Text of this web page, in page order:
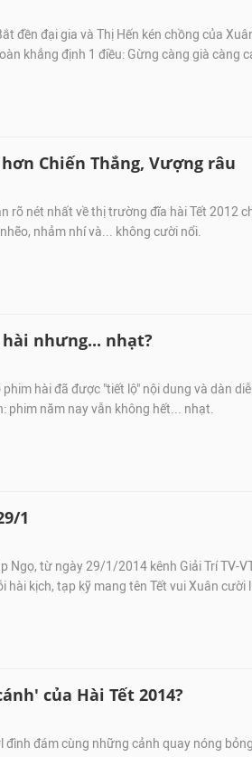
đền đại gia và Thị Hến kén chồng của
khẳng định 1 điều: Gừng càng già càng
Chiến Thắng, Vượng râu
rõ nét nhất về thị trường đĩa hài Tết 2012
nhảm nhí và... không cười nổi.
hài nhưng... nhạt?
hài đã được "tiết lộ" nội dung và dàn
phim năm nay vẫn không hết... nhạt.
1
Ngọ, từ ngày 29/1/2014 kênh Giải Trí TV-
hài kịch, tạp kỹ mang tên Tết vui Xuân cười
của Hài Tết 2014?
đình đám cùng những cảnh quay nóng